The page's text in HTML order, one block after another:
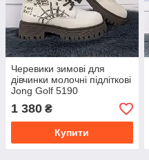
Черевики зимові для
дівчинки молочні підліткові
Jong Golf 5190
1 380 ₴
Купити